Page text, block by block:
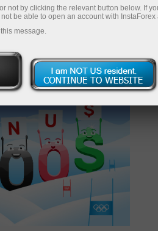
not by clicking the relevant button below. If
be able to open an account with InstaForex
message.